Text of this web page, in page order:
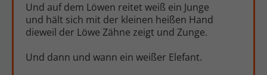
Und auf dem Löwen reitet weiß ein Junge
und hält sich mit der kleinen heißen Hand
dieweil der Löwe Zähne zeigt und Zunge.
Und dann und wann ein weißer Elefant.